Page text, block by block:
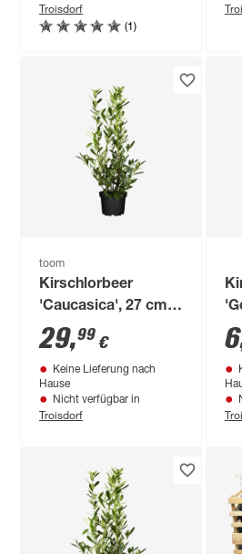
Troisdorf
(1)
toom
Kirschlorbeer
'Caucasica', 27 cm
topfgewachsen
29,99 €
Keine Lieferung nach
Hause
Nicht verfügbar in
Troisdorf
6